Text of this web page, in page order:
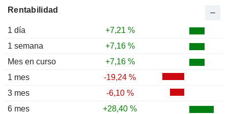
Rentabilidad
1 día
+7,21 %
1 semana
+7,16 %
Mes en curso
+7,16 %
1 mes
-19,24 %
3 mes
-6,10 %
6 mes
+28,40 %